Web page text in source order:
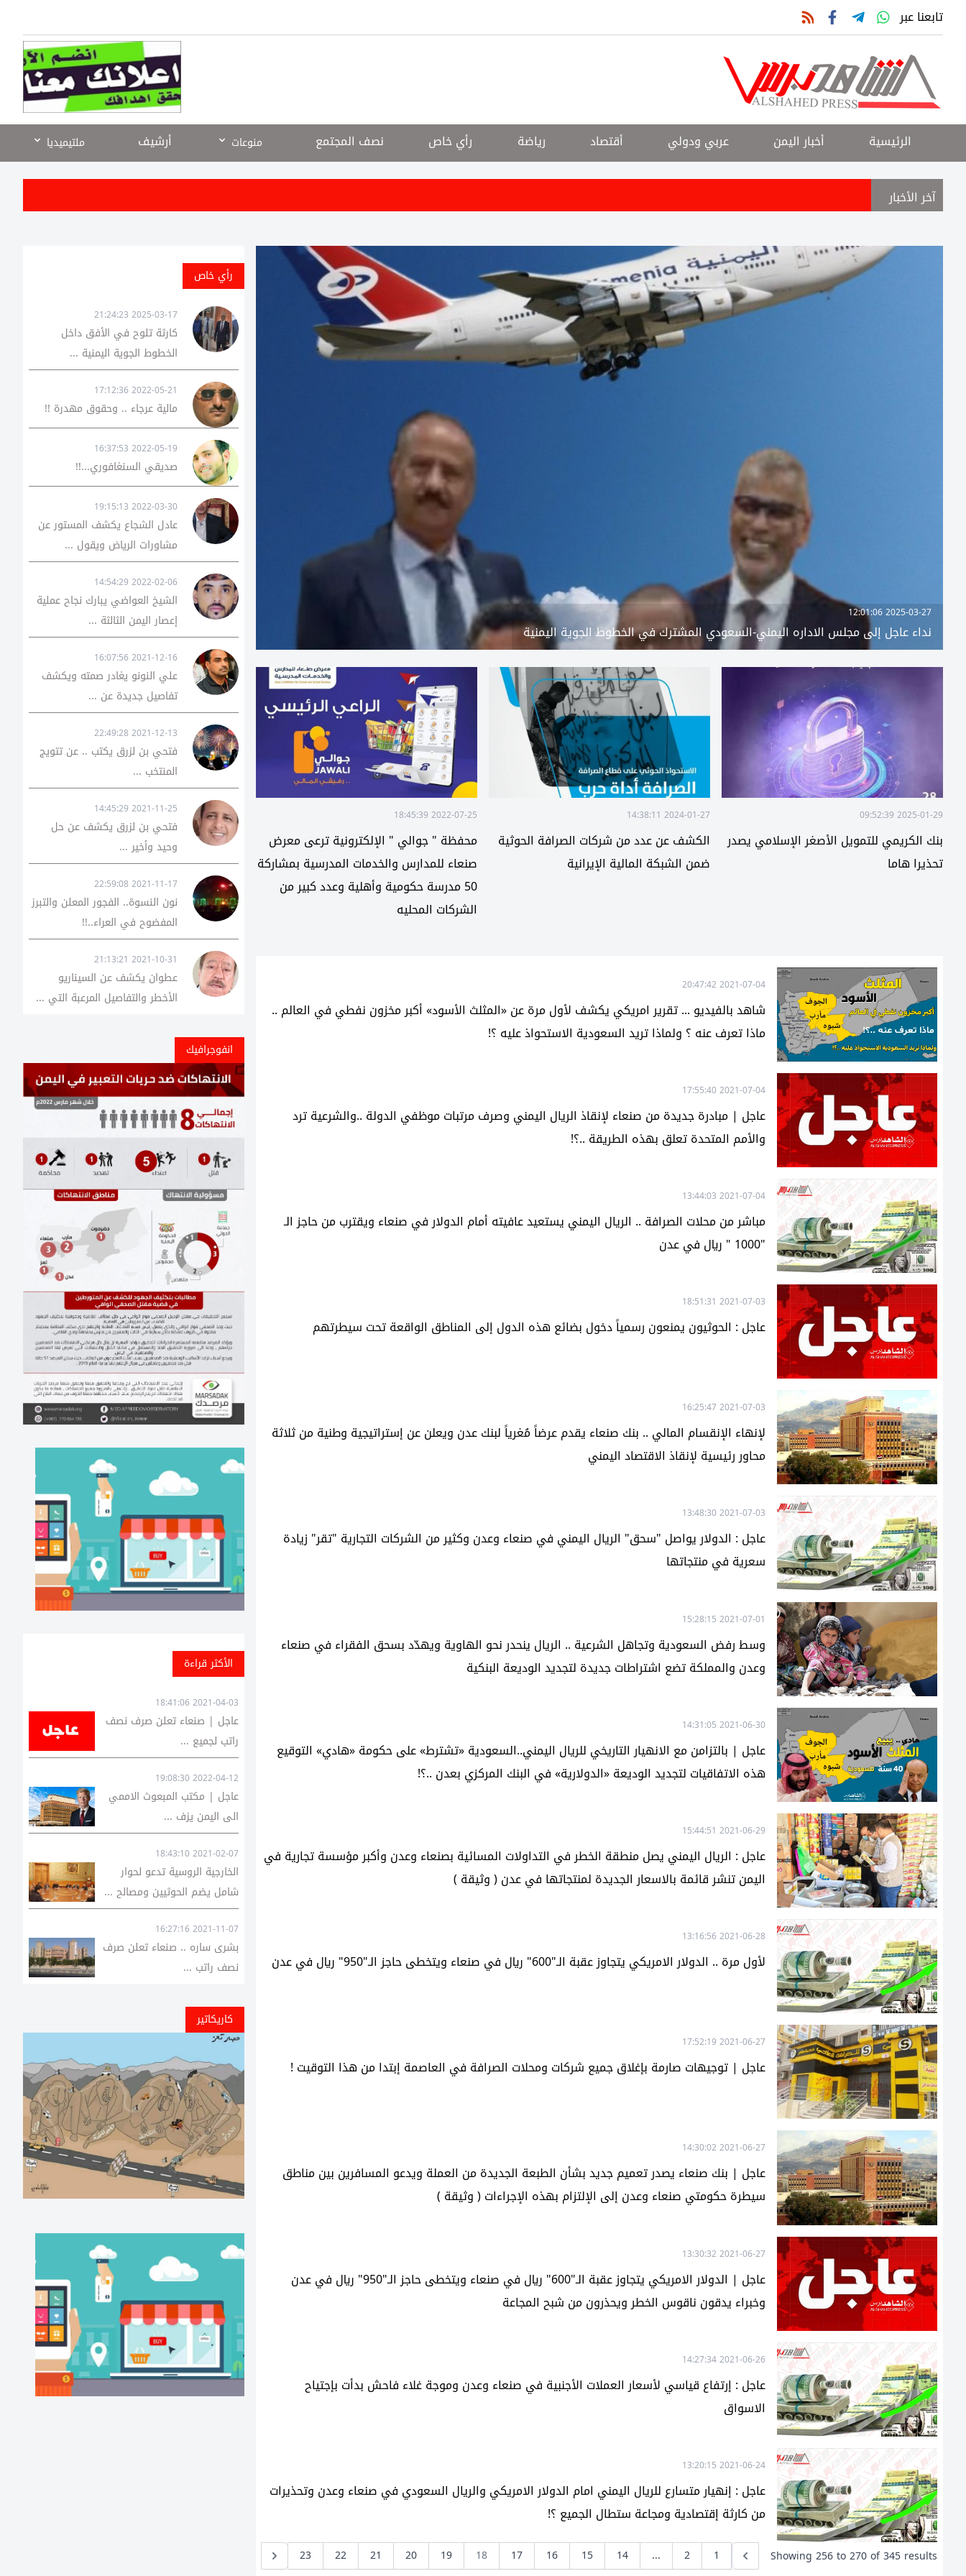
تابعنا عبر
الرئيسية أخبار اليمن عربي ودولي أقتصاد رياضة رأي خاص نصف المجتمع منوعات أرشيف ملتيميديا
آخر الأخبار
2025-03-27 12:01:06
نداء عاجل إلى مجلس الاداره اليمني-السعودي المشترك في الخطوط الجوية اليمنية
2025-01-29 09:52:39
بنك الكريمي للتمويل الأصغر الإسلامي يصدر
تحذيرا هاما
2024-01-27 14:38:11
الكشف عن عدد من شركات الصرافة الحوثية
ضمن الشبكة المالية الإيرانية
2022-07-25 18:45:39
محفظة " جوالي " الإلكترونية ترعى معرض
صنعاء للمدارس والخدمات المدرسية بمشاركة
50 مدرسة حكومية وأهلية وعدد كبير من
الشركات المحليه
2021-07-04 20:47:42
شاهد بالفيديو ... تقرير امريكي يكشف لأول مرة عن «المثلث الأسود» أكبر مخزون نفطي في العالم ..
ماذا تعرف عنه ؟ ولماذا تريد السعودية الاستحواذ عليه ؟!
2021-07-04 17:55:40
عاجل | مبادرة جديدة من صنعاء لإنقاذ الريال اليمني وصرف مرتبات موظفي الدولة ..والشرعية ترد
والأمم المتحدة تعلق بهذه الطريقة ..؟!
2021-07-04 13:44:03
مباشر من محلات الصرافة .. الريال اليمني يستعيد عافيته أمام الدولار في صنعاء ويقترب من حاجز الـ
"1000 " ريال في عدن
2021-07-03 18:51:31
عاجل : الحوثيون يمنعون رسمياً دخول بضائع هذه الدول إلى المناطق الواقعة تحت سيطرتهم
2021-07-03 16:25:47
لإنهاء الإنقسام المالي .. بنك صنعاء يقدم عرضاً مُغرياً لبنك عدن ويعلن عن إستراتيجية وطنية من ثلاثة
محاور رئيسية لإنقاذ الاقتصاد اليمني
2021-07-03 13:48:30
عاجل : الدولار يواصل "سحق" الريال اليمني في صنعاء وعدن وكثير من الشركات التجارية "تقر" زيادة
سعرية في منتجاتها
2021-07-01 15:28:15
وسط رفض السعودية وتجاهل الشرعية .. الريال ينحدر نحو الهاوية ويهدّد بسحق الفقراء في صنعاء
وعدن والمملكة تضع اشتراطات جديدة لتجديد الوديعة البنكية
2021-06-30 14:31:05
عاجل | بالتزامن مع الانهيار التاريخي للريال اليمني..السعودية «تشترط» على حكومة «هادي» التوقيع
هذه الاتفاقيات لتجديد الوديعة «الدولارية» في البنك المركزي بعدن ..؟!
2021-06-29 15:44:51
عاجل : الريال اليمني يصل منطقة الخطر في التداولات المسائية بصنعاء وعدن وأكبر مؤسسة تجارية في
اليمن تنشر قائمة بالاسعار الجديدة لمنتجاتها في عدن ( وثيقة )
2021-06-28 13:16:56
لأول مرة .. الدولار الامريكي يتجاوز عقبة الـ"600" ريال في صنعاء ويتخطى حاجز الـ"950" ريال في عدن
2021-06-27 17:52:19
عاجل | توجيهات صارمة بإغلاق جميع شركات ومحلات الصرافة في العاصمة إبتدا من هذا التوقيت !
2021-06-27 14:30:02
عاجل | بنك صنعاء يصدر تعميم جديد بشأن الطبعة الجديدة من العملة ويدعو المسافرين بين مناطق
سيطرة حكومتي صنعاء وعدن إلى الإلتزام بهذه الإجراءات ( وثيقة )
2021-06-27 13:30:32
عاجل | الدولار الامريكي يتجاوز عقبة الـ"600" ريال في صنعاء ويتخطى حاجز الـ"950" ريال في عدن
وخبراء يدقون ناقوس الخطر ويحذرون من شبح المجاعة
2021-06-26 14:27:34
عاجل : إرتفاع قياسي لأسعار العملات الأجنبية في صنعاء وعدن وموجة غلاء فاحش بدأت بإجتياح
الاسواق
2021-06-24 13:20:15
عاجل : إنهيار متسارع للريال اليمني امام الدولار الامريكي والريال السعودي في صنعاء وعدن وتحذيرات
من كارثة إقتصادية ومجاعة ستطال الجميع ؟!
Showing 256to270of345 results
1
2
...
14
15
16
17
18
19
20
21
22
23
رأي خاص
2025-03-17 21:24:23
كارثة تلوح في الأفق داخل
الخطوط الجوية اليمنية ...
2022-05-21 17:12:36
مالية عرجاء .. وحقوق مهدرة !!
2022-05-19 16:37:53
صديقي السنغافوري...!!
2022-03-30 19:15:13
عادل الشجاع يكشف المستور عن
مشاورات الرياض ويقول ...
2022-02-06 14:54:29
الشيخ العواضي يبارك نجاح عملية
إعصار اليمن الثالثة ...
2021-12-16 16:07:56
علي النونو يغادر صمته ويكشف
تفاصيل جديدة عن ...
2021-12-13 22:49:28
فتحي بن لزرق يكتب .. عن تتويج
المنتخب ...
2021-11-25 14:45:29
فتحي بن لزرق يكشف عن حل
وحيد وأخير ...
2021-11-17 22:59:08
نون النسوة.. الفجور المعلن والتبرز
المفضوح في العراء..!!
2021-10-31 21:13:21
عطوان يكشف عن السيناريو
الأخطر والتفاصيل المرعبة التي ...
انفوجرافيك
الأكثر قراءة
2021-04-03 18:41:06
عاجل | صنعاء تعلن صرف نصف
راتب لجميع ...
2022-04-12 19:08:30
عاجل | مكتب المبعوث الاممي
الى اليمن يزف ...
2021-02-07 18:43:10
الخارجية الروسية تدعو لحوار
شامل يضم الحوثيين ومصالح ...
2021-11-07 16:27:16
بشرى ساره .. صنعاء تعلن صرف
نصف راتب ...
كاريكاتير